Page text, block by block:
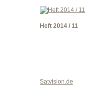
Heft 2014 / 11
Satvision.de